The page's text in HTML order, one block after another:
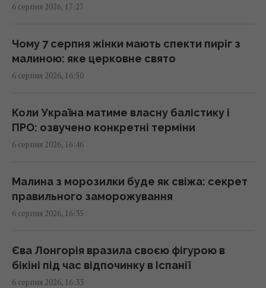
Експорт до 15% не зірве накопичення газу
17:14 четвер, 06 серпня 2026
В Італії через спеку популярні пам'ятки
новий графік
17:13 четвер, 06 серпня 2026
потрібно обов’язково подати милостиню
17:10 четвер, 06 серпня 2026
перевозив боєприпаси, - ЗМІ
17:08 четвер, 06 серпня 2026
6 серпня 2026, 17:27
Чому 7 серпня жінки мають спекти пиріг з
малиною: яке церковне свято
6 серпня 2026, 16:50
Коли Україна матиме власну балістику і
ПРО: озвучено конкретні терміни
6 серпня 2026, 16:46
Малина з морозилки буде як свіжа: секрет
правильного заморожування
6 серпня 2026, 16:35
Єва Лонгорія вразила своєю фігурою в
бікіні під час відпочинку в Іспанії
6 серпня 2026, 16:33